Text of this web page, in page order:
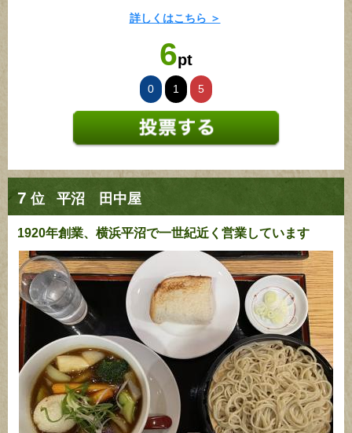
6pt
0 1 5
詳しくはこちら ＞
7 位 平沼 田中屋
1920年創業、横浜平沼で一世紀近く営業しています